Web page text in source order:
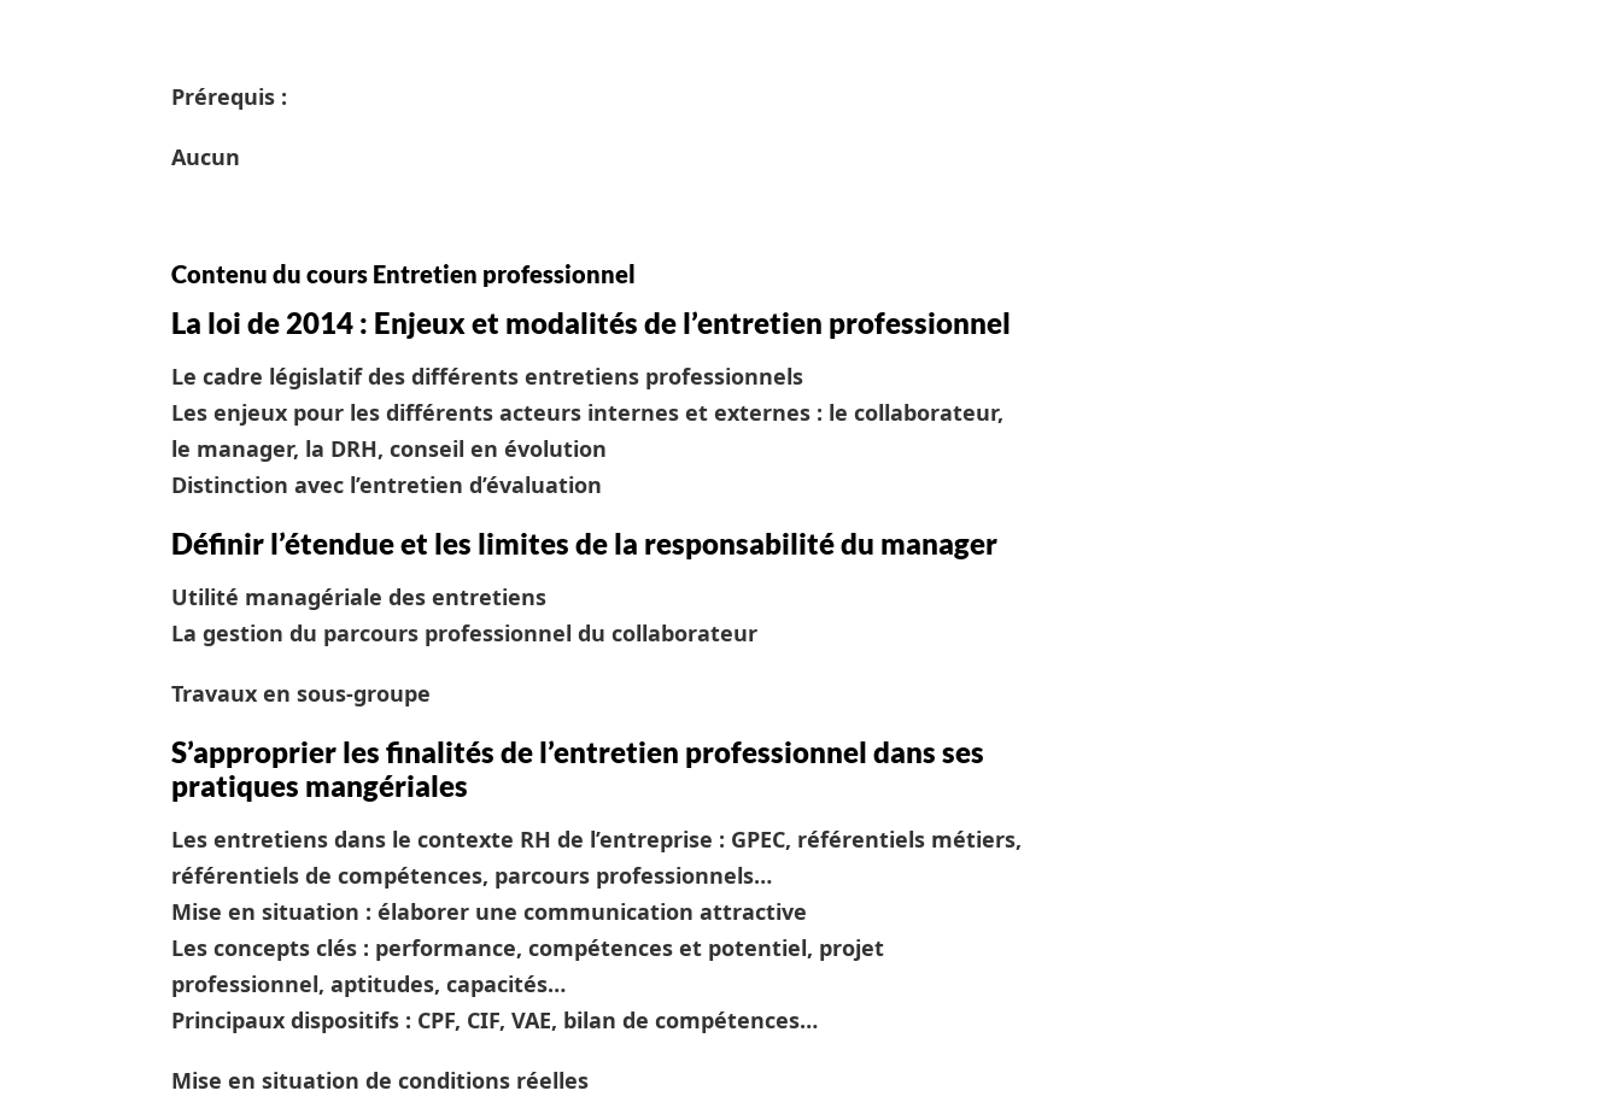
Prérequis :
Aucun
Contenu du cours Entretien professionnel
La loi de 2014 : Enjeux et modalités de l’entretien professionnel
Le cadre législatif des différents entretiens professionnels
Les enjeux pour les différents acteurs internes et externes : le collaborateur,
le manager, la DRH, conseil en évolution
Distinction avec l’entretien d’évaluation
Définir l’étendue et les limites de la responsabilité du manager
Utilité managériale des entretiens
La gestion du parcours professionnel du collaborateur
Travaux en sous-groupe
S’approprier les finalités de l’entretien professionnel dans ses
pratiques mangériales
Les entretiens dans le contexte RH de l’entreprise : GPEC, référentiels métiers,
référentiels de compétences, parcours professionnels…
Mise en situation : élaborer une communication attractive
Les concepts clés : performance, compétences et potentiel, projet
professionnel, aptitudes, capacités…
Principaux dispositifs : CPF, CIF, VAE, bilan de compétences…
Mise en situation de conditions réelles